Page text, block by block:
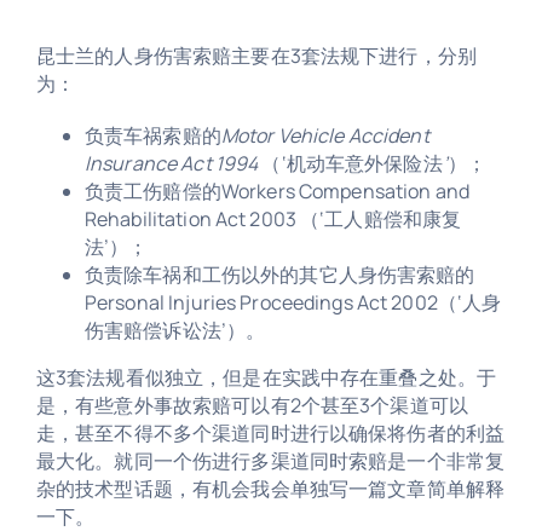
昆士兰的人身伤害索赔主要在3套法规下进行，分别
为：
负责车祸索赔的Motor Vehicle Accident
Insurance Act 1994 （‘机动车意外保险法’）；
负责工伤赔偿的Workers Compensation and
Rehabilitation Act 2003 （‘工人赔偿和康复
法’）；
负责除车祸和工伤以外的其它人身伤害索赔的
Personal Injuries Proceedings Act 2002（‘人身
伤害赔偿诉讼法’）。
这3套法规看似独立，但是在实践中存在重叠之处。于
是，有些意外事故索赔可以有2个甚至3个渠道可以
走，甚至不得不多个渠道同时进行以确保将伤者的利益
最大化。就同一个伤进行多渠道同时索赔是一个非常复
杂的技术型话题，有机会我会单独写一篇文章简单解释
一下。